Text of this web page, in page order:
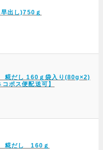
出し)750ｇ
糀だし 160ｇ袋入り(80g×2)
コポス便配送可】
糀だし 160ｇ